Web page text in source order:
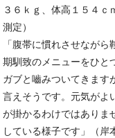
３６ｋｇ、体高１５４ｃ
測定）
「腹帯に慣れさせなが
期馴致のメニューをひと
ガブと嚙みついてきます
言えそうです。元気がよ
が掛かるわけではありま
している様子です」（岸